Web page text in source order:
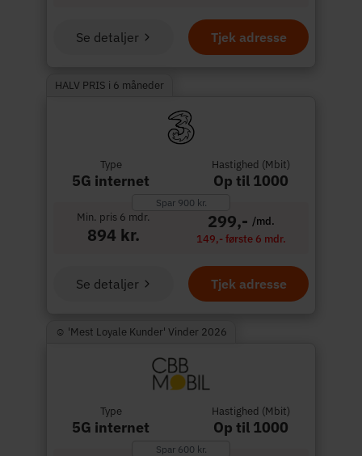
Tjek adresse
Se detaljer
HALV PRIS i 6 måneder
Type
5G internet
Hastighed (Mbit)
Op til 1000
Spar 900 kr.
Min. pris 6 mdr.
894 kr.
299,- /md.
149,- første 6 mdr.
Tjek adresse
Se detaljer
☺︎ 'Mest Loyale Kunder' Vinder 2026
Type
5G internet
Hastighed (Mbit)
Op til 1000
Spar 600 kr.